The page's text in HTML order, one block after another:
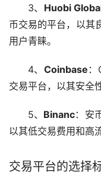
3、 Huobi
币交易的平台，以其
用户青睐。
4、 Coinbase
交易平台，以其安全
5、 Binanc：安
以其低交易费用和高
交易平台的选择